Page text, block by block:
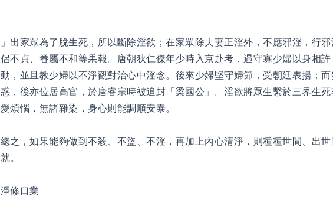
」出家眾為了脫生死，所以斷除淫欲；在家眾除夫妻正淫外，不應邪淫，行
侶不貞、眷屬不和等果報。唐朝狄仁傑年少時入京赴考，遇守寡少婦以身相
動，並且教少婦以不淨觀對治心中淫念。後來少婦堅守婦節，受朝廷表揚；
惑，後亦位居高官，於唐睿宗時被追封「梁國公」。淫欲將眾生繫於三界生
愛煩惱，無諸雜染，身心則能調順安泰。
總之，如果能夠做到不殺、不盜、不淫，再加上內心清淨，則種種世間、出
就。
淨修口業